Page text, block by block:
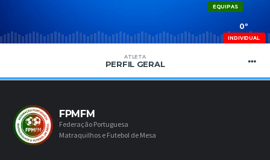
EQUIPAS
0º
INDIVIDUAL
ATLETA
PERFIL GERAL
FPMFM
Federação Portuguesa
Matraquilhos e Futebol de Mesa